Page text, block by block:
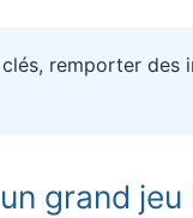
remporter des
grand